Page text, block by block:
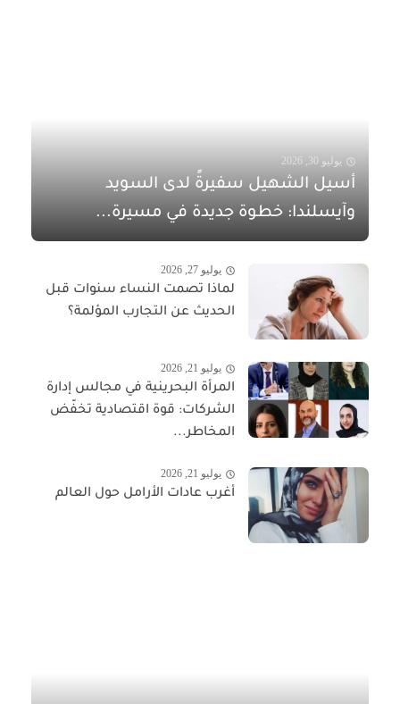
يوليو 30, 2026
أسيل الشهيل سفيرةً لدى السويد
وآيسلندا: خطوة جديدة في مسيرة...
يوليو 27, 2026
لماذا تصمت النساء سنوات قبل
الحديث عن التجارب المؤلمة؟
يوليو 21, 2026
المرأة البحرينية في مجالس إدارة
الشركات: قوة اقتصادية تخفّض
المخاطر...
يوليو 21, 2026
أغرب عادات الأرامل حول العالم